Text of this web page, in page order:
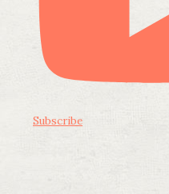
Subscribe